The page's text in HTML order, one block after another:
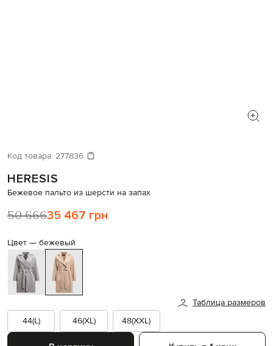
Код товара: 277836
HERESIS
Бежевое пальто из шерсти на запах
50 66635 467 грн
Цвет — бежевый
Таблица размеров
44(L)
46(XL) 48(XXL)